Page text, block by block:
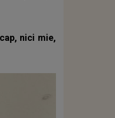
nici mie,